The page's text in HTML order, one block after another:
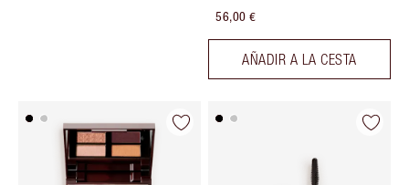
56,00 €
AÑADIR A LA CESTA